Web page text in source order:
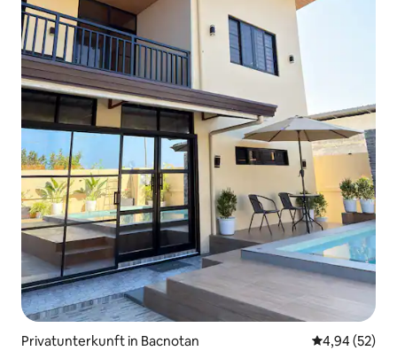
Privatunterkunft in Bacnotan 4,94 (52)